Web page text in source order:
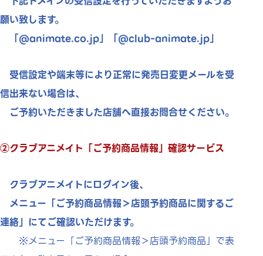
願い致します。
「@animate.co.jp」「@club-animate.jp」
受信設定や端末等により正常に発売日変更メールを受
信出来ない場合は、
ご予約いただきました店舗へ直接お問合せください。
②クラブアニメイト「ご予約商品情報」確認サービス
クラブアニメイトにログイン後、
メニュー「ご予約商品情報＞店頭予約商品に関するご
連絡」にてご確認いただけます。
※メニュー「ご予約商品情報＞店頭予約商品」で表